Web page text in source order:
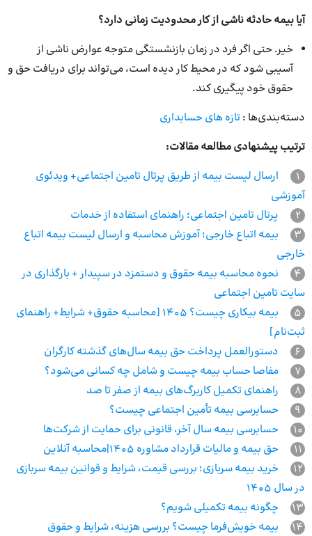
آیا بیمه حادثه ناشی از کار محدودیت زمانی دارد؟
خیر. حتی اگر فرد در زمان بازنشستگی متوجه عوارض ناشی از
آسیبی شود که در محیط کار دیده است، می‌تواند برای دریافت حق و
حقوق خود پیگیری کند.
دسته‌بندی‌ها : تازه های حسابداری
ترتیب پیشنهادی مطالعه مقالات:
1
ارسال لیست بیمه از طریق پرتال تامین اجتماعی+ ویدئوی
آموزشی
2
پرتال تامین اجتماعی؛ راهنمای استفاده از خدمات
3
بیمه اتباع خارجی؛ آموزش محاسبه و ارسال لیست بیمه اتباع
خارجی
4
نحوه محاسبه بیمه حقوق و دستمزد در سپیدار + بارگذاری در
سایت تامین اجتماعی
5
بیمه بیکاری چیست؟ 1405 [محاسبه حقوق+ شرایط+ راهنمای
ثبت‌نام]
6
دستورالعمل پرداخت حق بیمه سال‌های گذشته کارگران
7
مفاصا حساب بیمه چیست و شامل چه کسانی می‌شود؟
8
راهنمای تکمیل کاربرگ‌های بیمه از صفر تا صد
9
حسابرسی بیمه تأمین اجتماعی چیست؟
10
حسابرسی بیمه سال آخر، قانونی برای حمایت از شرکت‌ها
11
حق بیمه و مالیات قرارداد مشاوره 1405|محاسبه آنلاین
12
خرید بیمه سربازی؛ بررسی قیمت، شرایط و قوانین بیمه سربازی
در سال 1405
13
چگونه بیمه تکمیلی شویم؟
14
بیمه خویش‌فرما چیست؟ بررسی هزینه، شرایط و حقوق